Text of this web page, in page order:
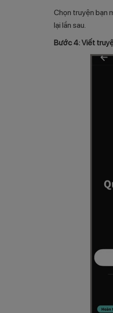
Chọn truyện bạn
lại lần sau.
Bước 4: Viết